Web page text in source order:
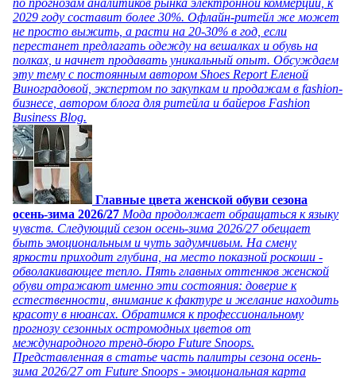
по прогнозам аналитиков рынка электронной коммерции, к
2029 году составит более 30%. Офлайн-ритейл же может
не просто выжить, а расти на 20-30% в год, если
перестанет предлагать одежду на вешалках и обувь на
полках, и начнет продавать уникальный опыт. Обсуждаем
эту тему с постоянным автором Shoes Report Еленой
Виноградовой, экспертом по закупкам и продажам в fashion-
бизнесе, автором блога для ритейла и байеров Fashion
Business Blog.
Главные цвета женской обуви сезона
осень-зима 2026/27 Мода продолжает обращаться к языку
чувств. Следующий сезон осень-зима 2026/27 обещает
быть эмоциональным и чуть задумчивым. На смену
яркости приходит глубина, на место показной роскоши -
обволакивающее тепло. Пять главных оттенков женской
обуви отражают именно эти состояния: доверие к
естественности, внимание к фактуре и желание находить
красоту в нюансах. Обратимся к профессиональному
прогнозу сезонных остромодных цветов от
международного тренд-бюро Future Snoops.
Представленная в статье часть палитры сезона осень-
зима 2026/27 от Future Snoops - эмоциональная карта